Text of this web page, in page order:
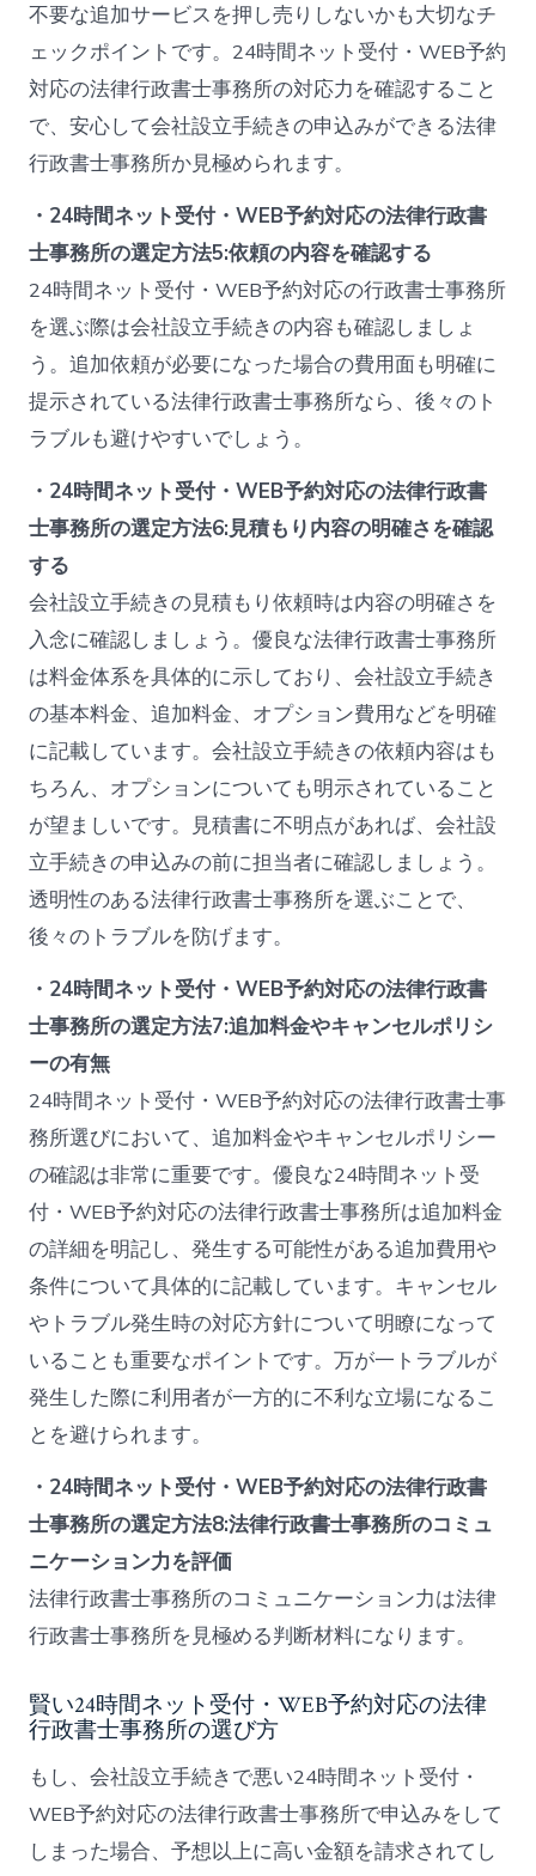
不要な追加サービスを押し売りしないかも大切なチ
ェックポイントです。24時間ネット受付・WEB予約
対応の法律行政書士事務所の対応力を確認すること
で、安心して会社設立手続きの申込みができる法律
行政書士事務所か見極められます。
・24時間ネット受付・WEB予約対応の法律行政書
士事務所の選定方法5:依頼の内容を確認する
24時間ネット受付・WEB予約対応の行政書士事務所
を選ぶ際は会社設立手続きの内容も確認しましょ
う。追加依頼が必要になった場合の費用面も明確に
提示されている法律行政書士事務所なら、後々のト
ラブルも避けやすいでしょう。
・24時間ネット受付・WEB予約対応の法律行政書
士事務所の選定方法6:見積もり内容の明確さを確認
する
会社設立手続きの見積もり依頼時は内容の明確さを
入念に確認しましょう。優良な法律行政書士事務所
は料金体系を具体的に示しており、会社設立手続き
の基本料金、追加料金、オプション費用などを明確
に記載しています。会社設立手続きの依頼内容はも
ちろん、オプションについても明示されていること
が望ましいです。見積書に不明点があれば、会社設
立手続きの申込みの前に担当者に確認しましょう。
透明性のある法律行政書士事務所を選ぶことで、
後々のトラブルを防げます。
・24時間ネット受付・WEB予約対応の法律行政書
士事務所の選定方法7:追加料金やキャンセルポリシ
ーの有無
24時間ネット受付・WEB予約対応の法律行政書士事
務所選びにおいて、追加料金やキャンセルポリシー
の確認は非常に重要です。優良な24時間ネット受
付・WEB予約対応の法律行政書士事務所は追加料金
の詳細を明記し、発生する可能性がある追加費用や
条件について具体的に記載しています。キャンセル
やトラブル発生時の対応方針について明瞭になって
いることも重要なポイントです。万が一トラブルが
発生した際に利用者が一方的に不利な立場になるこ
とを避けられます。
・24時間ネット受付・WEB予約対応の法律行政書
士事務所の選定方法8:法律行政書士事務所のコミュ
ニケーション力を評価
法律行政書士事務所のコミュニケーション力は法律
行政書士事務所を見極める判断材料になります。
賢い24時間ネット受付・WEB予約対応の法律
行政書士事務所の選び方
もし、会社設立手続きで悪い24時間ネット受付・
WEB予約対応の法律行政書士事務所で申込みをして
しまった場合、予想以上に高い金額を請求されてし